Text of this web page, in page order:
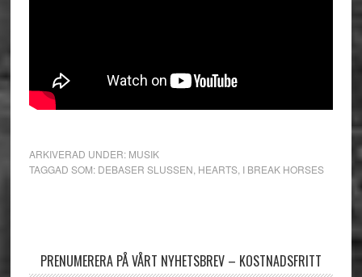
ARKIVERAD UNDER: MUSIK
TAGGAD SOM: DEBASER SLUSSEN HEARTS, I BREAK HORSES
PRENUMERERA PÅ VÅRT NYHETSBREV – KOSTNADSFRITT